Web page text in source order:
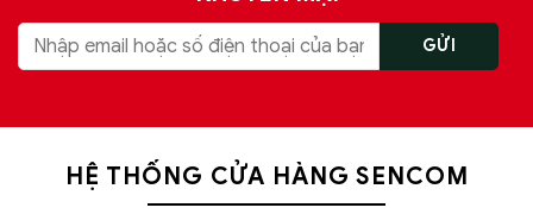
HỆ THỐNG CỬA HÀNG SENCOM